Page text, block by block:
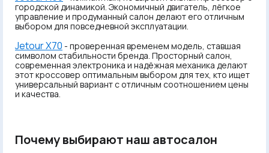
городской динамикой. Экономичный двигатель, лёгкое
управление и продуманный салон делают его отличным
выбором для повседневной эксплуатации.
Jetour X70 - проверенная временем модель, ставшая
символом стабильности бренда. Просторный салон,
современная электроника и надёжная механика делают
этот кроссовер оптимальным выбором для тех, кто ищет
универсальный вариант с отличным соотношением цены
и качества.
Почему выбирают наш автосалон